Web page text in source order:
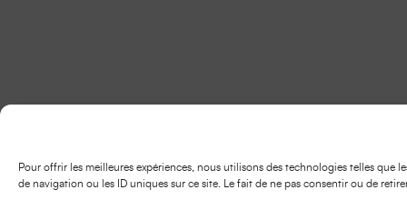
Pour offrir les meilleures expériences, nous utilisons des technologies telles
de navigation ou les ID uniques sur ce site. Le fait de ne pas consentir ou de